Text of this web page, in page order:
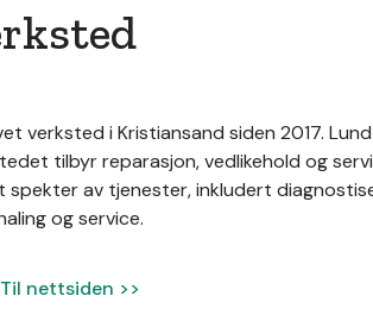
verksted i Kristiansand siden 2017.
tilbyr reparasjon, vedlikehold og
av tjenester, inkludert
og service.
Til nettsiden >>